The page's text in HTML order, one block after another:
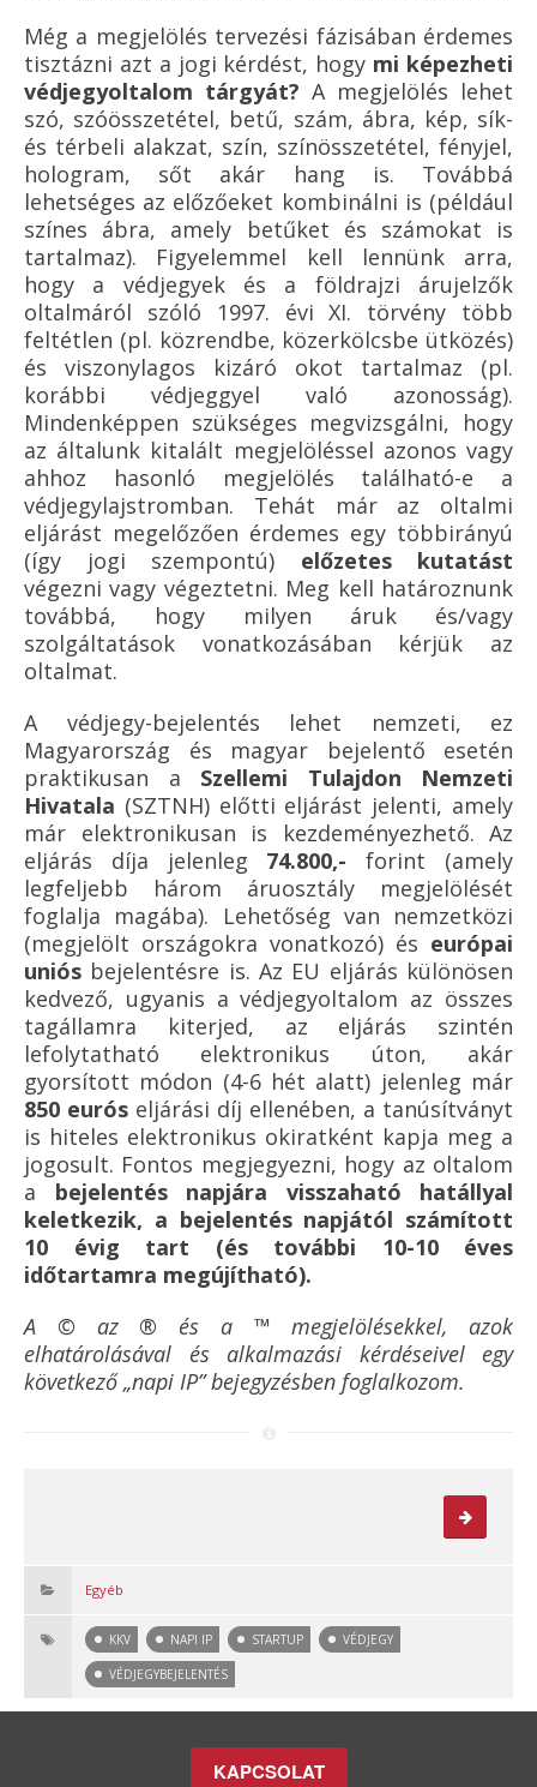
Még a megjelölés tervezési fázisában érdemes
tisztázni azt a jogi kérdést, hogy mi képezheti
védjegyoltalom tárgyát? A megjelölés lehet
szó, szóösszetétel, betű, szám, ábra, kép, sík-
és térbeli alakzat, szín, színösszetétel, fényjel,
hologram, sőt akár hang is. Továbbá
lehetséges az előzőeket kombinálni is (például
színes ábra, amely betűket és számokat is
tartalmaz). Figyelemmel kell lennünk arra,
hogy a védjegyek és a földrajzi árujelzők
oltalmáról szóló 1997. évi XI. törvény több
feltétlen (pl. közrendbe, közerkölcsbe ütközés)
és viszonylagos kizáró okot tartalmaz (pl.
korábbi védjeggyel való azonosság).
Mindenképpen szükséges megvizsgálni, hogy
az általunk kitalált megjelöléssel azonos vagy
ahhoz hasonló megjelölés található-e a
védjegylajstromban. Tehát már az oltalmi
eljárást megelőzően érdemes egy többirányú
(így jogi szempontú) előzetes kutatást
végezni vagy végeztetni. Meg kell határoznunk
továbbá, hogy milyen áruk és/vagy
szolgáltatások vonatkozásában kérjük az
oltalmat.
A védjegy-bejelentés lehet nemzeti, ez
Magyarország és magyar bejelentő esetén
praktikusan a Szellemi Tulajdon Nemzeti
Hivatala (SZTNH) előtti eljárást jelenti, amely
már elektronikusan is kezdeményezhető. Az
eljárás díja jelenleg 74.800,- forint (amely
legfeljebb három áruosztály megjelölését
foglalja magába). Lehetőség van nemzetközi
(megjelölt országokra vonatkozó) és európai
uniós bejelentésre is. Az EU eljárás különösen
kedvező, ugyanis a védjegyoltalom az összes
tagállamra kiterjed, az eljárás szintén
lefolytatható elektronikus úton, akár
gyorsított módon (4-6 hét alatt) jelenleg már
850 eurós eljárási díj ellenében, a tanúsítványt
is hiteles elektronikus okiratként kapja meg a
jogosult. Fontos megjegyezni, hogy az oltalom
a bejelentés napjára visszaható hatállyal
keletkezik, a bejelentés napjától számított
10 évig tart (és további 10-10 éves
időtartamra megújítható).
A © az ® és a ™ megjelölésekkel, azok
elhatárolásával és alkalmazási kérdéseivel egy
következő „napi IP” bejegyzésben foglalkozom.
Egyéb
KKV NAPI IP STARTUP VÉDJEGY
VÉDJEGYBEJELENTÉS
KAPCSOLAT